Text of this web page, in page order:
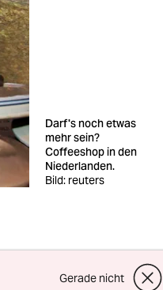
Darf's noch etwas
mehr sein?
Coffeeshop in den
Niederlanden.
Bild: reuters
Gerade nicht